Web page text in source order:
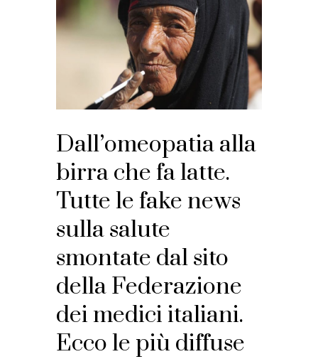
Dall’omeopatia alla
birra che fa latte.
Tutte le fake news
sulla salute
smontate dal sito
della Federazione
dei medici italiani.
Ecco le più diffuse